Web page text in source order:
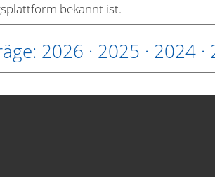
bekannt ist.
2026 · 2025 · 2024 ·